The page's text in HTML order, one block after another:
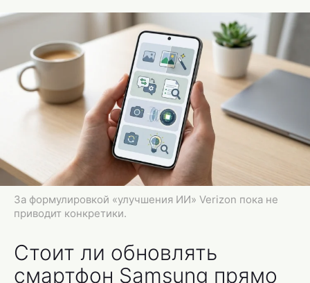
За формулировкой «улучшения ИИ» Verizon пока не
приводит конкретики.
Стоит ли обновлять
смартфон Samsung прямо